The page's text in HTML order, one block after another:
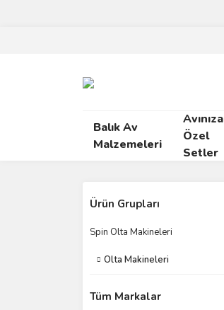
Balık Av
Malzemeleri
Avınıza
Özel
Setler
Ürün Grupları
Spin Olta Makineleri
Olta Makineleri
Tüm Markalar